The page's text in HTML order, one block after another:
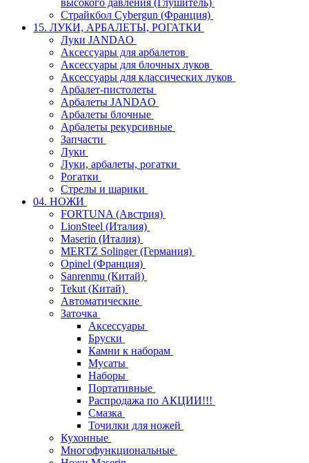
высокого давления (Глушитель)
Страйкбол Cybergun (Франция)
15. ЛУКИ, АРБАЛЕТЫ, РОГАТКИ
Луки JANDAO
Аксессуары для арбалетов
Аксессуары для блочных луков
Аксессуары для классических луков
Арбалет-пистолеты
Арбалеты JANDAO
Арбалеты блочные
Арбалеты рекурсивные
Запчасти
Луки
Луки, арбалеты, рогатки
Рогатки
Стрелы и шарики
04. НОЖИ
FORTUNA (Австрия)
LionSteel (Италия)
Maserin (Италия)
MERTZ Solinger (Германия)
Opinel (Франция)
Sanrenmu (Китай)
Tekut (Китай)
Автоматические
Заточка
Аксессуары
Бруски
Камни к наборам
Мусаты
Наборы
Портативные
Распродажа по АКЦИИ!!!
Смазка
Точилки для ножей
Кухонные
Многофункциональные